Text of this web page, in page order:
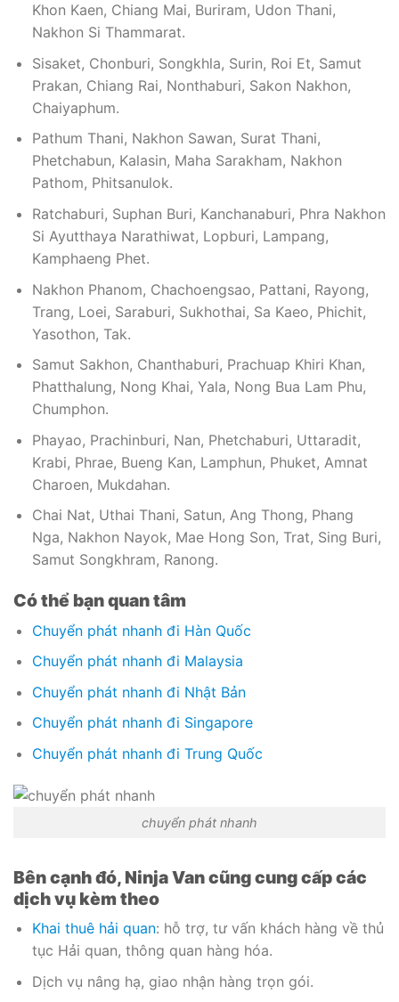
Khon Kaen, Chiang Mai, Buriram, Udon Thani,
Nakhon Si Thammarat.
Sisaket, Chonburi, Songkhla, Surin, Roi Et, Samut
Prakan, Chiang Rai, Nonthaburi, Sakon Nakhon,
Chaiyaphum.
Pathum Thani, Nakhon Sawan, Surat Thani,
Phetchabun, Kalasin, Maha Sarakham, Nakhon
Pathom, Phitsanulok.
Ratchaburi, Suphan Buri, Kanchanaburi, Phra Nakhon
Si Ayutthaya Narathiwat, Lopburi, Lampang,
Kamphaeng Phet.
Nakhon Phanom, Chachoengsao, Pattani, Rayong,
Trang, Loei, Saraburi, Sukhothai, Sa Kaeo, Phichit,
Yasothon, Tak.
Samut Sakhon, Chanthaburi, Prachuap Khiri Khan,
Phatthalung, Nong Khai, Yala, Nong Bua Lam Phu,
Chumphon.
Phayao, Prachinburi, Nan, Phetchaburi, Uttaradit,
Krabi, Phrae, Bueng Kan, Lamphun, Phuket, Amnat
Charoen, Mukdahan.
Chai Nat, Uthai Thani, Satun, Ang Thong, Phang
Nga, Nakhon Nayok, Mae Hong Son, Trat, Sing Buri,
Samut Songkhram, Ranong.
Có thể bạn quan tâm
Chuyển phát nhanh đi Hàn Quốc
Chuyển phát nhanh đi Malaysia
Chuyển phát nhanh đi Nhật Bản
Chuyển phát nhanh đi Singapore
Chuyển phát nhanh đi Trung Quốc
chuyển phát nhanh
Bên cạnh đó, Ninja Van cũng cung cấp các
dịch vụ kèm theo
Khai thuê hải quan: hỗ trợ, tư vấn khách hàng về thủ
tục Hải quan, thông quan hàng hóa.
Dịch vụ nâng hạ, giao nhận hàng trọn gói.